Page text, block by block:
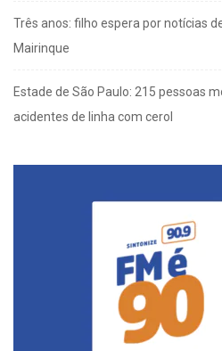
Três anos: filho espera por notícias
Mairinque
Estade de São Paulo: 215 pessoas
acidentes de linha com cerol